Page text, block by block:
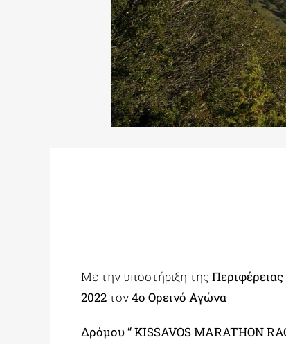
Με την υποστήριξη της
2022τον4ο Ορεινό Αγώνα
Δρόμου “ KISSAVOS MARATHON